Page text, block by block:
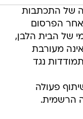
של התכתבות
הפרסום
של הבית הלבן,
מעורבת
נגד
פעולה
הרשמית.